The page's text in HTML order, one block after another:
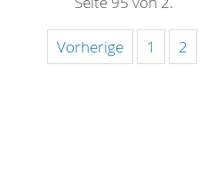
Vorherige 1 2